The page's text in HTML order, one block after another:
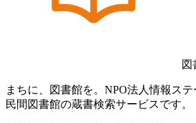
図
まちに、図書館を。NPO法人情報ス
民間図書館の蔵書検索サービスです。